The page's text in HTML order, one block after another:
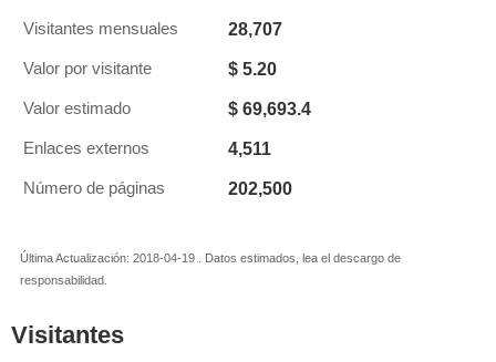
Visitantes mensuales 28,707
Valor por visitante $ 5.20
Valor estimado $ 69,693.4
Enlaces externos 4,511
Número de páginas 202,500
Última Actualización: 2018-04-19 . Datos estimados, lea el descargo de
responsabilidad.
Visitantes